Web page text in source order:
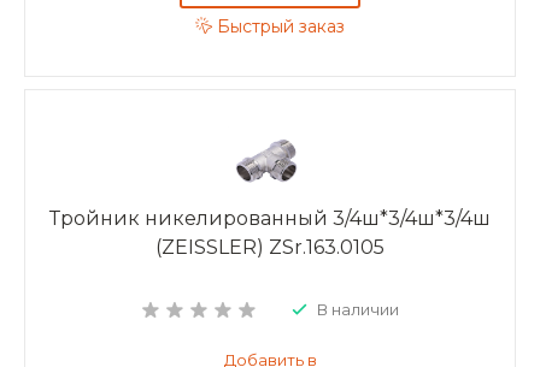
Быстрый заказ
Тройник никелированный 3/4ш*3/4ш*3/4ш
(ZEISSLER) ZSr.163.0105
В наличии